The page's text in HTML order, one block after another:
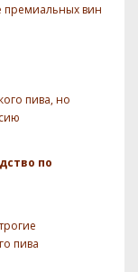
премиальных вин
пива, но
по
пива